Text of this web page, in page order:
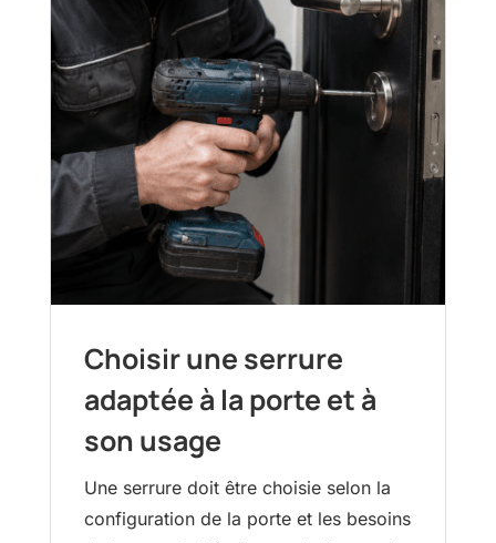
Choisir une serrure
adaptée à la porte et à
son usage
Une serrure doit être choisie selon la
configuration de la porte et les besoins